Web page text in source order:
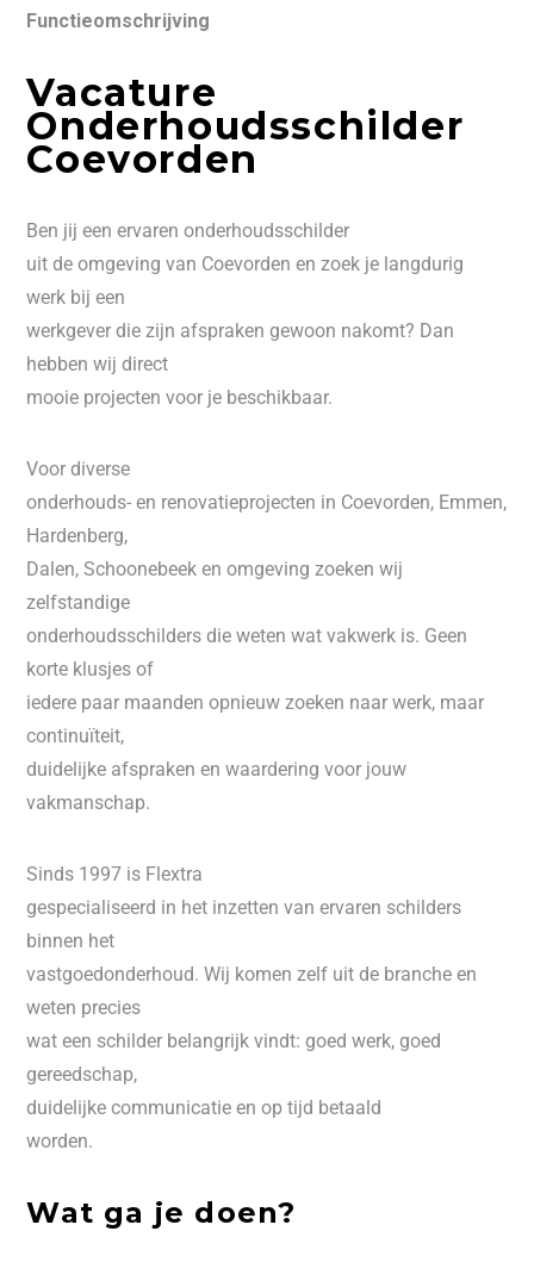
Functieomschrijving
Vacature
Onderhoudsschilder
Coevorden
Ben jij een ervaren onderhoudsschilder
uit de omgeving van Coevorden en zoek je langdurig
werk bij een
werkgever die zijn afspraken gewoon nakomt? Dan
hebben wij direct
mooie projecten voor je beschikbaar.
Voor diverse
onderhouds- en renovatieprojecten in Coevorden, Emmen,
Hardenberg,
Dalen, Schoonebeek en omgeving zoeken wij
zelfstandige
onderhoudsschilders die weten wat vakwerk is. Geen
korte klusjes of
iedere paar maanden opnieuw zoeken naar werk, maar
continuïteit,
duidelijke afspraken en waardering voor jouw
vakmanschap.
Sinds 1997 is Flextra
gespecialiseerd in het inzetten van ervaren schilders
binnen het
vastgoedonderhoud. Wij komen zelf uit de branche en
weten precies
wat een schilder belangrijk vindt: goed werk, goed
gereedschap,
duidelijke communicatie en op tijd betaald
worden.
Wat ga je doen?